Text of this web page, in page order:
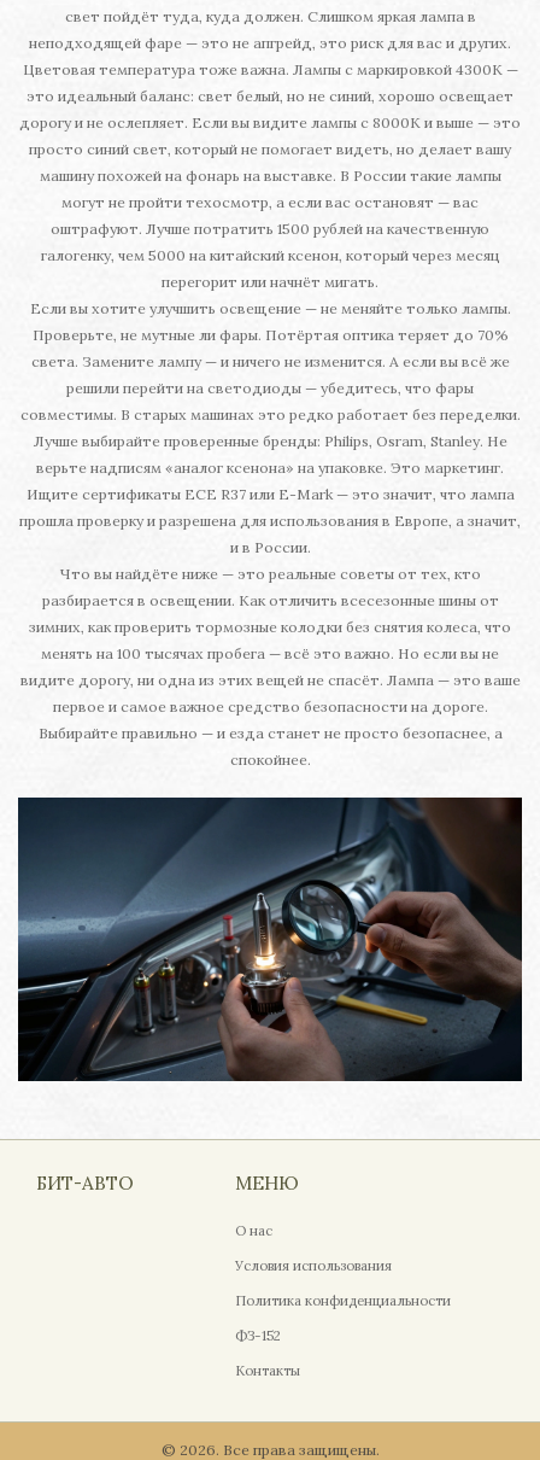
свет пойдёт туда, куда должен. Слишком яркая лампа в
неподходящей фаре — это не апгрейд, это риск для вас и других.
Цветовая температура тоже важна. Лампы с маркировкой 4300K —
это идеальный баланс: свет белый, но не синий, хорошо освещает
дорогу и не ослепляет. Если вы видите лампы с 8000K и выше — это
просто синий свет, который не помогает видеть, но делает вашу
машину похожей на фонарь на выставке. В России такие лампы
могут не пройти техосмотр, а если вас остановят — вас
оштрафуют. Лучше потратить 1500 рублей на качественную
галогенку, чем 5000 на китайский ксенон, который через месяц
перегорит или начнёт мигать.
Если вы хотите улучшить освещение — не меняйте только лампы.
Проверьте, не мутные ли фары. Потёртая оптика теряет до 70%
света. Замените лампу — и ничего не изменится. А если вы всё же
решили перейти на светодиоды — убедитесь, что фары
совместимы. В старых машинах это редко работает без переделки.
Лучше выбирайте проверенные бренды: Philips, Osram, Stanley. Не
верьте надписям «аналог ксенона» на упаковке. Это маркетинг.
Ищите сертификаты ECE R37 или E-Mark — это значит, что лампа
прошла проверку и разрешена для использования в Европе, а значит,
и в России.
Что вы найдёте ниже — это реальные советы от тех, кто
разбирается в освещении. Как отличить всесезонные шины от
зимних, как проверить тормозные колодки без снятия колеса, что
менять на 100 тысячах пробега — всё это важно. Но если вы не
видите дорогу, ни одна из этих вещей не спасёт. Лампа — это ваше
первое и самое важное средство безопасности на дороге.
Выбирайте правильно — и езда станет не просто безопаснее, а
спокойнее.
БИТ-АВТО МЕНЮ
О нас
Условия использования
Политика конфиденциальности
ФЗ-152
Контакты
© 2026. Все права защищены.